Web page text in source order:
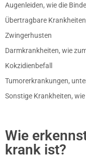
Augenleiden, wie die
Übertragbare
Zwingerhusten
Darmkrankheiten, wie
Kokzidienbefall
Tumorerkrankungen,
Sonstige Krankheiten,
Wie
krank ist?